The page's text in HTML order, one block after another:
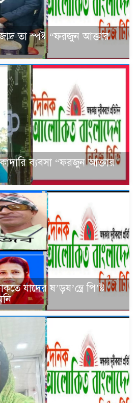
তা স্পষ্ট “ফরজুন আক্তার
ব্যবসা “ফরজুন আক্তার
যাদের ষ’ড়য’ন্ত্রে পি’ষ্ট